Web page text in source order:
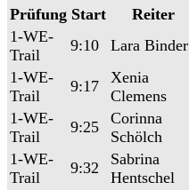
Prüfung Start Reiter
1-WE-
Trail
9:10 Lara Binder
1-WE-
Trail
9:17
Xenia
Clemens
1-WE-
Trail
9:25
Corinna
Schölch
1-WE-
Trail
9:32
Sabrina
Hentschel